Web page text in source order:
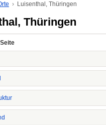
Luisenthal, Thüringen
Thüringen